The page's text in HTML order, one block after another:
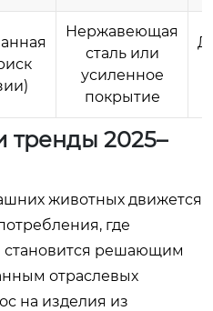
Нержавеющая
сталь или
усиленное
покрытие
тренды 2025–
животных движется
где
становится решающим
отраслевых
на изделия из